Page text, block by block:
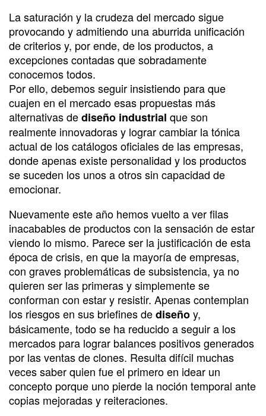
La saturación y la crudeza del mercado sigue
provocando y admitiendo una aburrida unificación
de criterios y, por ende, de los productos, a
excepciones contadas que sobradamente
conocemos todos.
Por ello, debemos seguir insistiendo para que
cuajen en el mercado esas propuestas más
alternativas dediseño industrial que son
realmente innovadoras y lograr cambiar la tónica
actual de los catálogos oficiales de las empresas,
donde apenas existe personalidad y los productos
se suceden los unos a otros sin capacidad de
emocionar.
Nuevamente este año hemos vuelto a ver filas
inacabables de productos con la sensación de estar
viendo lo mismo. Parece ser la justificación de esta
época de crisis, en que la mayoría de empresas,
con graves problemáticas de subsistencia, ya no
quieren ser las primeras y simplemente se
conforman con estar y resistir. Apenas contemplan
los riesgos en sus briefines dediseñoy,
básicamente, todo se ha reducido a seguir a los
mercados para lograr balances positivos generados
por las ventas de clones. Resulta difícil muchas
veces saber quien fue el primero en idear un
concepto porque uno pierde la noción temporal ante
copias mejoradas y reiteraciones.